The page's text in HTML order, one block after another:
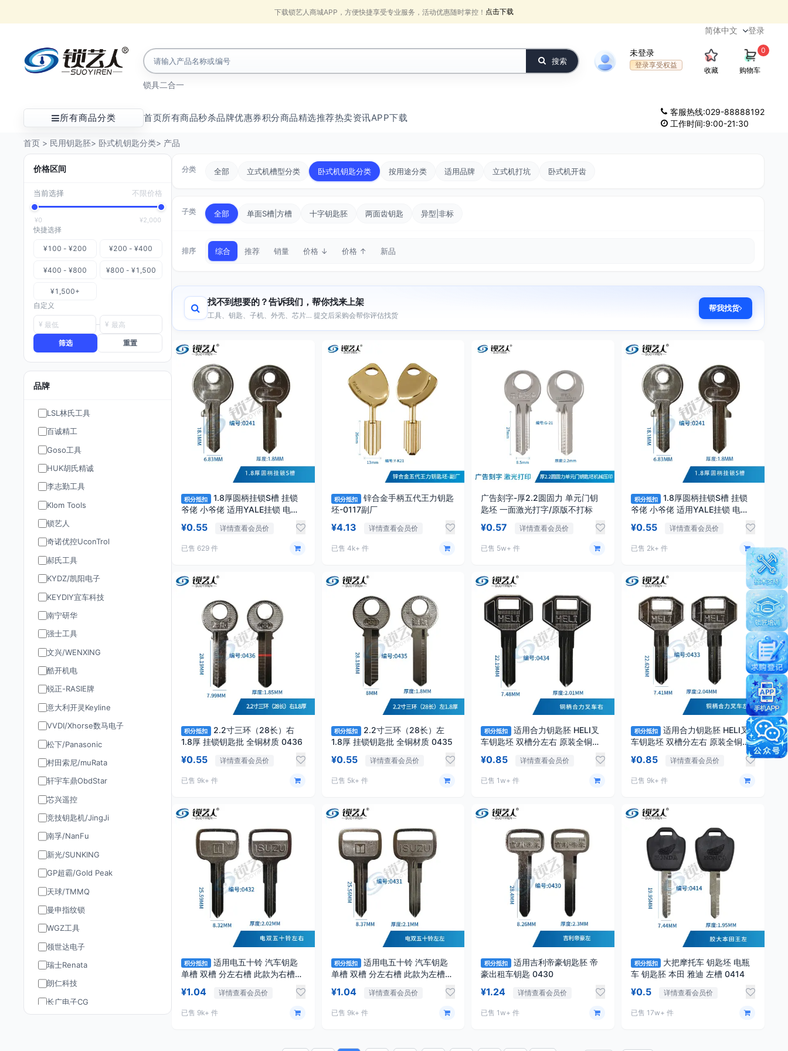
下载锁艺人商城APP，方便快捷享受专业服务，活动优惠随时掌控！ 点击下载
登录
搜索
锁具二合一
未登录
登录享受权益
收藏 购物车
0
所有商品分类 首页所有商品秒杀品牌优惠券积分商品精选推荐热卖资讯APP下载
客服热线:029-88888192
工作时间:9:00-21:30
首页 > 民用钥匙胚> 卧式机钥匙分类> 产品
价格区间
当前选择 不限价格
¥0 ¥2,000
快捷选择
¥100 - ¥200 ¥200 - ¥400
¥400 - ¥800 ¥800 - ¥1,500
¥1,500+
自定义
¥ ¥
筛选 重置
品牌
LSL林氏工具
百诚精工
Goso工具
HUK胡氏精诚
李志勤工具
Klom Tools
锁艺人
奇诺优控UconTrol
郝氏工具
KYDZ/凯阳电子
KEYDIY宜车科技
南宁研华
强士工具
文兴/WENXING
酷开机电
锐正-RASIE牌
意大利开灵Keyline
VVDI/Xhorse数马电子
松下/Panasonic
村田索尼/muRata
轩宇车鼎ObdStar
芯兴遥控
竞技钥匙机/JingJi
南孚/NanFu
新光/SUNKING
GP超霸/Gold Peak
天球/TMMQ
曼申指纹锁
WGZ工具
领世达电子
瑞士Renata
朗仁科技
长广电子CG
分类 全部 立式机槽型分类 卧式机钥匙分类 按用途分类 适用品牌 立式机打坑 卧式机开齿
子类 全部 单面S槽|方槽 十字钥匙胚 两面齿钥匙 异型|非标
排序 综合 推荐 销量 价格 ↓ 价格 ↑ 新品
找不到想要的？告诉我们，帮你找来上架
工具、钥匙、子机、外壳、芯片… 提交后采购会帮你评估找货
帮我找货
积分抵扣
1.8厚圆柄挂锁S槽 挂锁
爷佬 小爷佬 适用YALE挂锁 电门
¥0.55 详情查看会员价
已售 629 件
积分抵扣
锌合金手柄五代王力钥匙
坯-0117副厂
¥4.13 详情查看会员价
已售 4k+ 件
广告刻字-厚2.2圆固力 单元门钥
匙坯 一面激光打字/原版不打标
¥0.57 详情查看会员价
已售 5w+ 件
积分抵扣
1.8厚圆柄挂锁S槽 挂锁
爷佬 小爷佬 适用YALE挂锁 电门
¥0.55 详情查看会员价
已售 2k+ 件
积分抵扣
2.2寸三环（28长）右
1.8厚 挂锁钥匙批 全铜材质 0436
¥0.55 详情查看会员价
已售 9k+ 件
积分抵扣
2.2寸三环（28长）左
1.8厚 挂锁钥匙批 全铜材质 0435
¥0.55 详情查看会员价
已售 5k+ 件
积分抵扣
适用合力钥匙胚 HELI叉
车钥匙坯 双槽分左右 原装全铜升
¥0.85 详情查看会员价
已售 1w+ 件
积分抵扣
适用合力钥匙胚 HELI叉
车钥匙坯 双槽分左右 原装全铜升
¥0.85 详情查看会员价
已售 9k+ 件
积分抵扣
适用电五十铃 汽车钥匙
单槽 双槽 分左右槽 此款为右槽
¥1.04 详情查看会员价
已售 9k+ 件
积分抵扣
适用电五十铃 汽车钥匙
单槽 双槽 分左右槽 此款为左槽
¥1.04 详情查看会员价
已售 9k+ 件
积分抵扣
适用吉利帝豪钥匙胚 帝
豪出租车钥匙 0430
¥1.24 详情查看会员价
已售 1w+ 件
积分抵扣
大把摩托车 钥匙坯 电瓶
车 钥匙胚 本田 雅迪 左槽 0414
¥0.5 详情查看会员价
已售 17w+ 件